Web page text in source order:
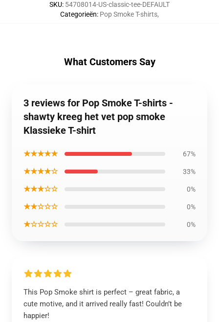
SKU: 54708014-US-classic-tee-DEFAULT
Categorieën: Pop Smoke T-shirts,
What Customers Say
3 reviews for Pop Smoke T-shirts -
shawty kreeg het vet pop smoke
Klassieke T-shirt
★★★★★ 67%
★★★★☆ 33%
★★★☆☆ 0%
★★☆☆☆ 0%
★☆☆☆☆ 0%
This Pop Smoke shirt is perfect – great fabric, a
cute motive, and it arrived really fast! Couldn’t be
happier!